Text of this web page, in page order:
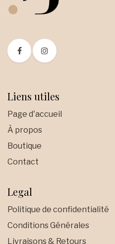
Liens utiles
Page d'accueil
À propos
Boutique
Contact
Legal
Politique de confidentialité
Conditions Générales
Livraisons & Retours